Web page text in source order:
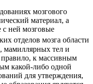
мозгового
материал, а
с ней мозговые
отделов мозга области
, мамиллярных тел и
к массивным
какой-либо одной
для утверждения,